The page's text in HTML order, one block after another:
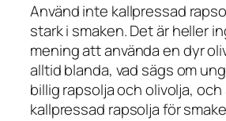
Använd inte kallpressad
stark i smaken. Det är heller
mening att använda en dyr
alltid blanda, vad sägs om
billig rapsolja och olivolja,
kallpressad rapsolja för